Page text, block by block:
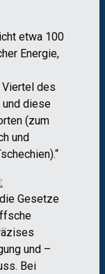
etwa 100
Energie,
Viertel des
diese
(zum
und
Gesetze
und –
Bei